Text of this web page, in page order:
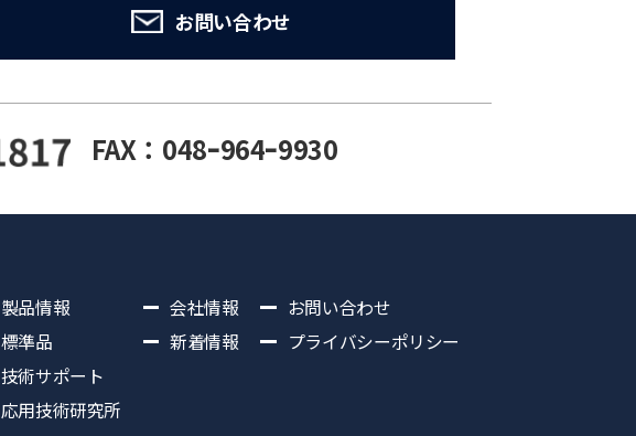
お問い合わせ
FAX：048ｰ964ｰ9930
製品情報
標準品
技術サポート
応用技術研究所
会社情報
新着情報
お問い合わせ
プライバシーポリシー